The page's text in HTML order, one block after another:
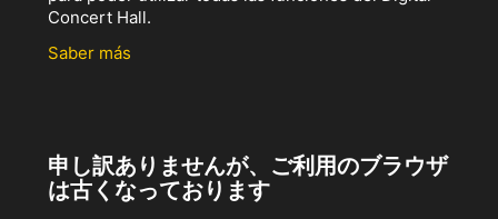
Concert Hall.
Saber más
申し訳ありませんが、ご利用のブラウザ
は古くなっております